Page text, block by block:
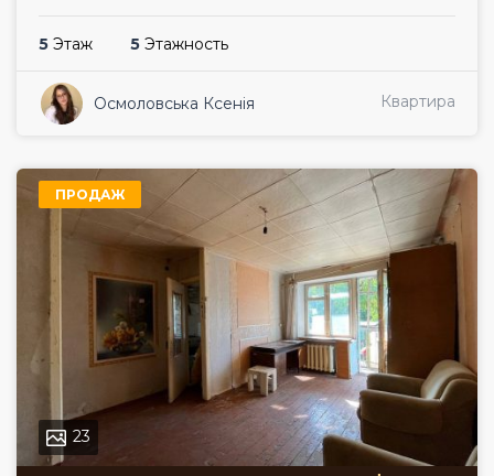
5 Этаж 5 Этажность
Осмоловська Ксенія Квартира
ПРОДАЖ
23